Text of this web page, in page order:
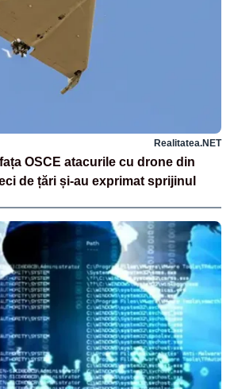
Realitatea.NET
OSCE atacurile cu drone din
de țări și-au exprimat sprijinul